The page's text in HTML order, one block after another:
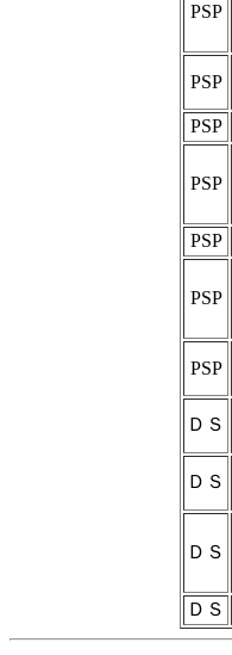
PSP
PSP
PSP
PSP
PSP
PSP
PSP
ＤＳ
ＤＳ
ＤＳ
ＤＳ